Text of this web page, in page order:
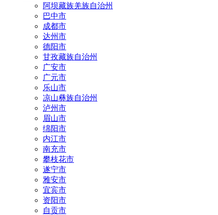
阿坝藏族羌族自治州
巴中市
成都市
达州市
德阳市
甘孜藏族自治州
广安市
广元市
乐山市
凉山彝族自治州
泸州市
眉山市
绵阳市
内江市
南充市
攀枝花市
遂宁市
雅安市
宜宾市
资阳市
自贡市